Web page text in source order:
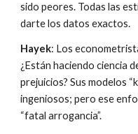
sido peores. Todas las
darte los datos exactos.
Hayek: Los
¿Están haciendo ciencia
prejuicios? Sus modelos
ingeniosos; pero ese
“fatal arrogancia”.